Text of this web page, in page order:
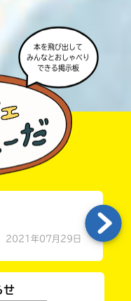
書店に届いた
みんなからのお手紙が
読める
本を飛び出して
みんなとおしゃべり
できる掲示板
2021年07月29日
せ